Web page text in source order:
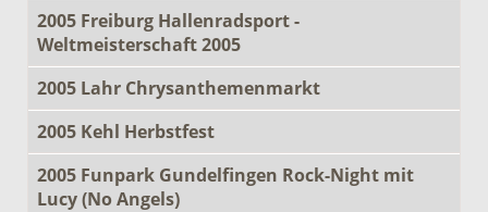
2005 Freiburg Hallenradsport -
Weltmeisterschaft 2005
2005 Lahr Chrysanthemenmarkt
2005 Kehl Herbstfest
2005 Funpark Gundelfingen Rock-Night mit
Lucy (No Angels)